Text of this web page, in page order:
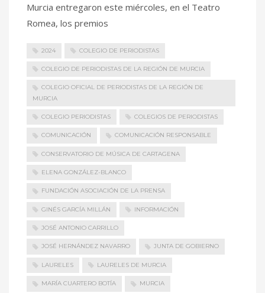
Murcia entregaron este miércoles, en el Teatro
Romea, los premios
2024 COLEGIO DE PERIODISTAS
COLEGIO DE PERIODISTAS DE LA REGIÓN DE MURCIA
COLEGIO OFICIAL DE PERIODISTAS DE LA REGIÓN DE
MURCIA
COLEGIO PERIODISTAS COLEGIOS DE PERIODISTAS
COMUNICACIÓN COMUNICACIÓN RESPONSABLE
CONSERVATORIO DE MÚSICA DE CARTAGENA
ELENA GONZÁLEZ-BLANCO
FUNDACIÓN ASOCIACIÓN DE LA PRENSA
GINÉS GARCÍA MILLÁN INFORMACIÓN
JOSÉ ANTONIO CARRILLO
JOSÉ HERNÁNDEZ NAVARRO JUNTA DE GOBIERNO
LAURELES LAURELES DE MURCIA
MARÍA CUARTERO BOTÍA MURCIA